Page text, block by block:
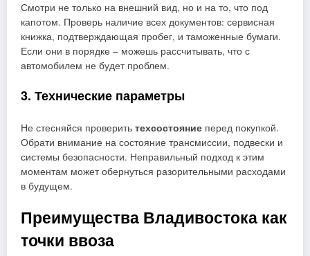
Смотри не только на внешний вид, но и на то, что под
капотом. Проверь наличие всех документов: сервисная
книжка, подтверждающая пробег, и таможенные бумаги.
Если они в порядке – можешь рассчитывать, что с
автомобилем не будет проблем.
3. Технические параметры
Не стесняйся проверить техсостояние перед покупкой.
Обрати внимание на состояние трансмиссии, подвески и
системы безопасности. Неправильный подход к этим
моментам может обернуться разорительными расходами
в будущем.
Преимущества Владивостока как
точки ввоза